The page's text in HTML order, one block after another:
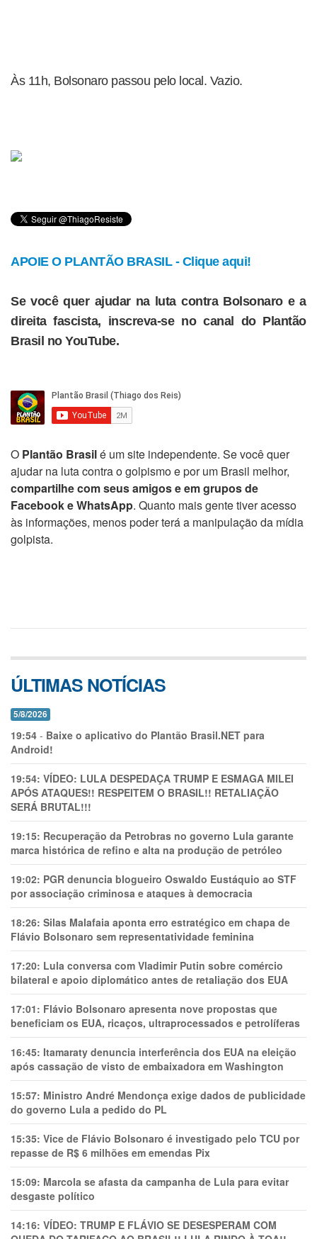
Às 11h, Bolsonaro passou pelo local. Vazio.
APOIE O PLANTÃO BRASIL - Clique aqui!
Se você quer ajudar na luta contra Bolsonaro e a
direita fascista, inscreva-se no canal do Plantão
Brasil no YouTube.
O Plantão Brasilé um site independente. Se você quer
ajudar na luta contra o golpismo e por um Brasil melhor,
compartilhe com seus amigos e em grupos de
Facebook e WhatsApp. Quanto mais gente tiver acesso
às informações, menos poder terá a manipulação da mídia
golpista.
ÚLTIMAS NOTÍCIAS
5/8/2026
19:54 - Baixe o aplicativo do Plantão Brasil.NET para
Android!
19:54: VÍDEO: LULA DESPEDAÇA TRUMP E ESMAGA MILEI
APÓS ATAQUES!! RESPEITEM O BRASIL!! RETALIAÇÃO
SERÁ BRUTAL!!!
19:15: Recuperação da Petrobras no governo Lula garante
marca histórica de refino e alta na produção de petróleo
19:02: PGR denuncia blogueiro Oswaldo Eustáquio ao STF
por associação criminosa e ataques à democracia
18:26: Silas Malafaia aponta erro estratégico em chapa de
Flávio Bolsonaro sem representatividade feminina
17:20: Lula conversa com Vladimir Putin sobre comércio
bilateral e apoio diplomático antes de retaliação dos EUA
17:01: Flávio Bolsonaro apresenta nove propostas que
beneficiam os EUA, ricaços, ultraprocessados e petrolíferas
16:45: Itamaraty denuncia interferência dos EUA na eleição
após cassação de visto de embaixadora em Washington
15:57: Ministro André Mendonça exige dados de publicidade
do governo Lula a pedido do PL
15:35: Vice de Flávio Bolsonaro é investigado pelo TCU por
repasse de R$ 6 milhões em emendas Pix
15:09: Marcola se afasta da campanha de Lula para evitar
desgaste político
14:16: VÍDEO: TRUMP E FLÁVIO SE DESESPERAM COM